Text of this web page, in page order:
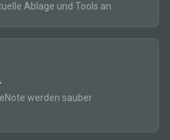
Ablage und Tools an.
werden sauber